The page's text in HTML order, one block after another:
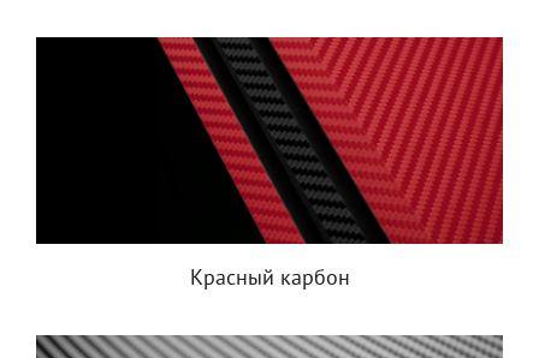
Красный карбон